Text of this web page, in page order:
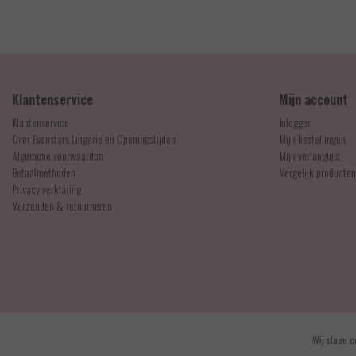
Klantenservice
Klantenservice
Over Evenstars Lingerie en Openingstijden
Algemene voorwaarden
Betaalmethoden
Privacy verklaring
Verzenden & retourneren
Mijn account
Inloggen
Mijn bestellingen
Mijn verlanglijst
Vergelijk producten
RSS Feed
Wij slaan